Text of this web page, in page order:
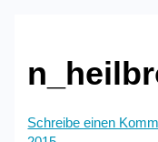
Schreibe einen